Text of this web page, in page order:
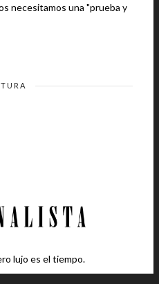
lujo es el tiempo.